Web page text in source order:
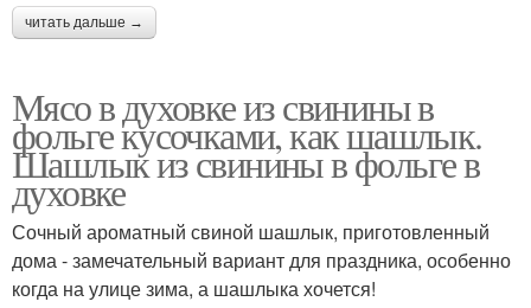
читать дальше →
Мясо в духовке из свинины в
фольге кусочками, как шашлык.
Шашлык из свинины в фольге в
духовке
Сочный ароматный свиной шашлык, приготовленный
дома - замечательный вариант для праздника, особенно
когда на улице зима, а шашлыка хочется!